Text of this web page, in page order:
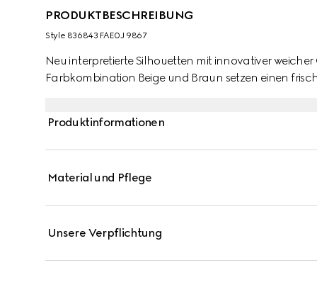
PRODUKTBESCHREIBUNG
Style ‎836843 FAE0J 9867
Neu interpretierte Silhouetten mit innovativer
Farbkombination Beige und Braun setzen einen
Produktinformationen
Material und Pflege
Unsere Verpflichtung